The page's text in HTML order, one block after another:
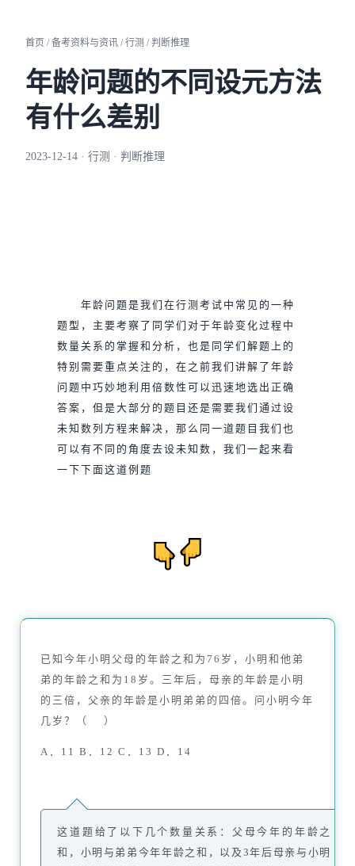
首页 / 备考资料与资讯 / 行测 / 判断推理
年龄问题的不同设元方法
有什么差别
2023-12-14 · 行测 · 判断推理
年龄问题是我们在行测考试中常见的一种
题型，主要考察了同学们对于年龄变化过程中
数量关系的掌握和分析，也是同学们解题上的
特别需要重点关注的，在之前我们讲解了年龄
问题中巧妙地利用倍数性可以迅速地选出正确
答案，但是大部分的题目还是需要我们通过设
未知数列方程来解决，那么同一道题目我们也
可以有不同的角度去设未知数，我们一起来看
一下下面这道例题
已知今年小明父母的年龄之和为76岁，小明和他弟
弟的年龄之和为18岁。三年后，母亲的年龄是小明
的三倍，父亲的年龄是小明弟弟的四倍。问小明今年
几岁？（ ）
A．11 B．12 C．13 D．14
这道题给了以下几个数量关系：父母今年的年龄之
和，小明与弟弟今年年龄之和，以及3年后母亲与小明